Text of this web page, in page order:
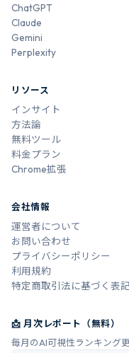
ChatGPT
Claude
Gemini
Perplexity
リソース
インサイト
方法論
無料ツール
料金プラン
Chrome拡張
会社情報
運営者について
お問い合わせ
プライバシーポリシー
利用規約
特定商取引法に基づく表
📩 月次レポート（無料）
毎月のAI可視性ランキング